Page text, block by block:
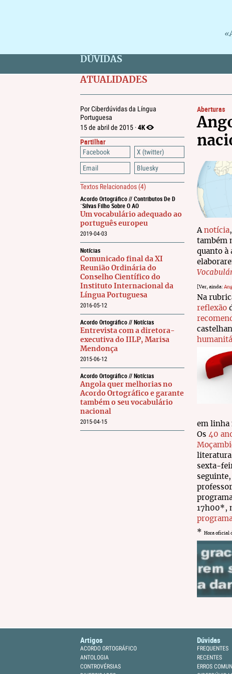
DÚVIDAS
ATUALIDADES
Por Ciberdúvidas da Língua
Portuguesa
15 de abril de 2015 ·4K
Partilhar
Facebook
X (twitter)
Email
Bluesky
Textos Relacionados (4)
Acordo Ortográfico // Contributos De D
´Silvas Filho Sobre O AO
Um vocabulário adequado ao
português europeu
2019-04-03
Notícias
Comunicado final da XI
Reunião Ordinária do
Conselho Científico do
Instituto Internacional da
Língua Portuguesa
2016-05-12
Acordo Ortográfico // Notícias
Entrevista com a diretora-
executiva do IILP, Marisa
Mendonça
2015-06-12
Acordo Ortográfico // Notícias
Angola quer melhorias no
Acordo Ortográfico e garante
também o seu vocabulário
nacional
2015-04-15
Aberturas
A notícia
também
quanto à
[Ver, ainda:
Na
reflexão
em linha
Os 40
literatura
sexta-
17h00*,
* Hora oficial
Artigos
ACORDO ORTOGRÁFICO
ANTOLOGIA
CONTROVÉRSIAS
Dúvidas
FREQUENTES
RECENTES
ERROS